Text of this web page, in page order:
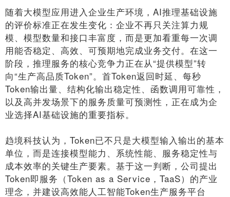
随着大模型应用进入企业生产环境，AI推理基础设施
的评价标准正在发生变化：企业不再只关注算力规
模、模型数量和接口丰富度，而是更加看重每一次调
用能否稳定、高效、可预期地完成业务交付。在这一
阶段，推理服务的核心竞争力正在从“提供模型”转
向“生产高品质Token”。首Token返回时延、每秒
Token输出量、结构化输出稳定性、函数调用可靠性，
以及高并发场景下的服务质量可预测性，正在成为企
业选择AI基础设施的重要指标。
趋境科技认为，Token已不只是大模型输入输出的基本
单位，而是连接模型能力、系统性能、服务稳定性与
成本效率的关键生产要素。基于这一判断，公司提出
Token即服务（Token as a Service，TaaS）的产业
理念，并建设高效能人工智能Token生产服务平台